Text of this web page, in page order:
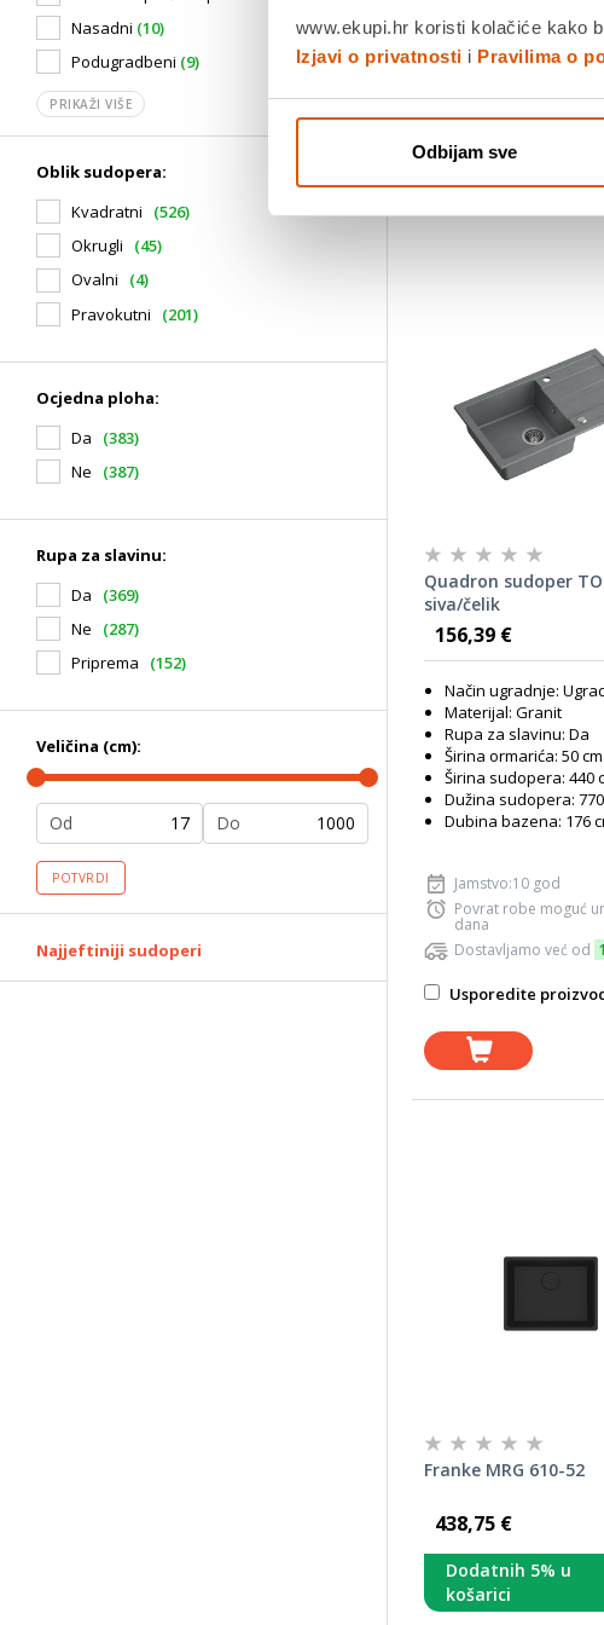
www.ekupi.hr koristi kolačiće kako
Izjavi o privatnosti i Pravilima o
Odbijam sve
Nasadni (10)
Podugradbeni (9)
PRIKAŽI VIŠE
Oblik sudopera:
Kvadratni
(526)
Okrugli
(45)
Ovalni
(4)
Pravokutni
(201)
Ocjedna ploha:
Da
(383)
Ne
(387)
Rupa za slavinu:
Da
(369)
Ne
(287)
Priprema
(152)
Veličina (cm):
Od Do
POTVRDI
Najjeftiniji sudoperi
Povrat robe moguć
dana
Dostavljamo već od
Usporedite
Quadron sudoper
siva/čelik
156,39 €
Način ugradnje:
Materijal: Granit
Rupa za slavinu: Da
Širina ormarića: 50 cm
Širina sudopera: 440
Dužina sudopera:
Dubina bazena: 176
Jamstvo:10 god
Povrat robe moguć
dana
Dostavljamo već od
Usporedite
Franke MRG 610-52
438,75 €
Dodatnih 5% u
košarici